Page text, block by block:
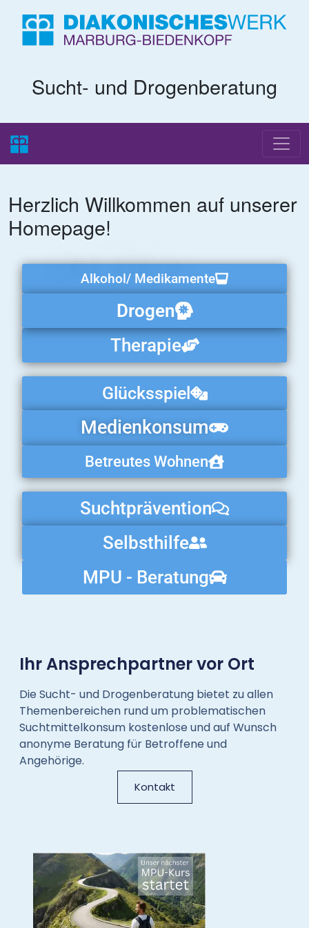
Sucht- und Drogenberatung
Herzlich Willkommen auf unserer
Homepage!
Alkohol/ Medikamente
Therapie
Drogen
Glücksspiel
Medienkonsum
Betreutes Wohnen
Suchtprävention
Selbsthilfe
MPU - Beratung
Ihr Ansprechpartner vor Ort
Die Sucht- und Drogenberatung bietet zu allen
Themenbereichen rund um problematischen
Suchtmittelkonsum kostenlose und auf Wunsch
anonyme Beratung für Betroffene und
Angehörige.
Kontakt